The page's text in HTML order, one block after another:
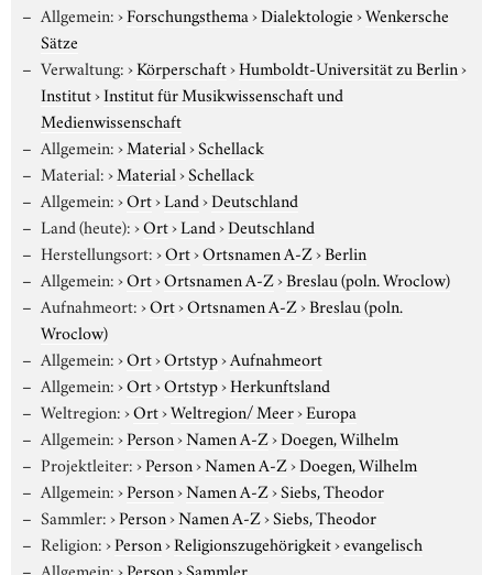
Allgemein:›Forschungsthema›Dialektologie›Wenkersche
Sätze
Verwaltung:›Körperschaft›Humboldt-Universität zu Berlin›
Institut›Institut für Musikwissenschaft und
Medienwissenschaft
Allgemein:›Material›Schellack
Material:›Material›Schellack
Allgemein:›Ort›Land›Deutschland
Land (heute):›Ort›Land›Deutschland
Herstellungsort:›Ort›Ortsnamen A-Z›Berlin
Allgemein:›Ort›Ortsnamen A-Z›Breslau (poln. Wroclow)
Aufnahmeort:›Ort›Ortsnamen A-Z›Breslau (poln.
Wroclow)
Allgemein:›Ort›Ortstyp›Aufnahmeort
Allgemein:›Ort›Ortstyp›Herkunftsland
Weltregion:›Ort›Weltregion/ Meer›Europa
Allgemein:›Person›Namen A-Z›Doegen, Wilhelm
Projektleiter:›Person›Namen A-Z›Doegen, Wilhelm
Allgemein:›Person›Namen A-Z›Siebs, Theodor
Sammler:›Person›Namen A-Z›Siebs, Theodor
Religion:›Person›Religionszugehörigkeit›evangelisch
Allgemein:›Person›Sammler